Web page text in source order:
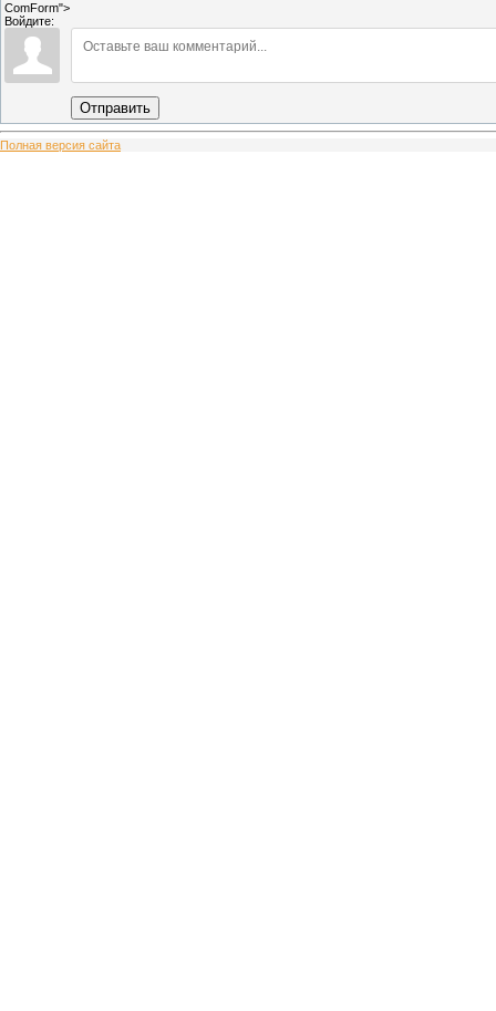
ComForm">
Войдите:
Отправить
Полная версия сайта